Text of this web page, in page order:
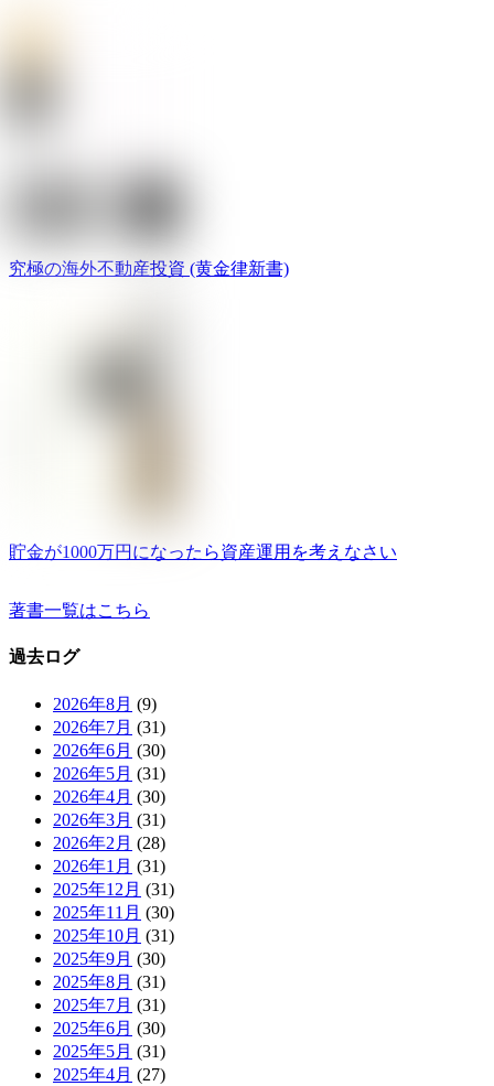
究極の海外不動産投資 (黄金律新書)
貯金が1000万円になったら資産運用を考えなさい
著書一覧はこちら
過去ログ
2026年8月 (9)
2026年7月 (31)
2026年6月 (30)
2026年5月 (31)
2026年4月 (30)
2026年3月 (31)
2026年2月 (28)
2026年1月 (31)
2025年12月 (31)
2025年11月 (30)
2025年10月 (31)
2025年9月 (30)
2025年8月 (31)
2025年7月 (31)
2025年6月 (30)
2025年5月 (31)
2025年4月 (27)